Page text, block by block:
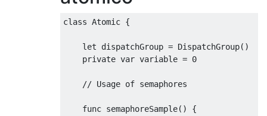
class Atomic {
let dispatchGroup = DispatchGroup()
private var variable = 0
// Usage of semaphores
    func semaphoreSample
() {